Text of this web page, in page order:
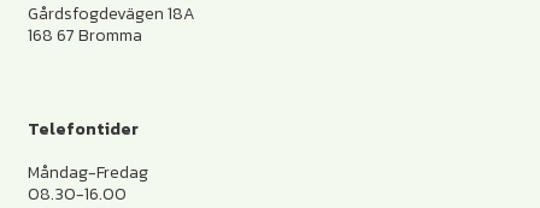
Gårdsfogdevägen 18A
168 67 Bromma
Telefontider
Måndag-Fredag
08.30-16.00